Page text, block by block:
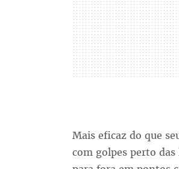
Mais eficaz do que
com golpes perto